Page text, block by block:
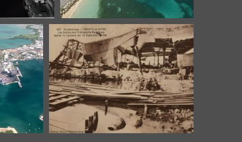
à Bergevin
Guadeloupe Port Caraïbes Port
Folle Anse MG